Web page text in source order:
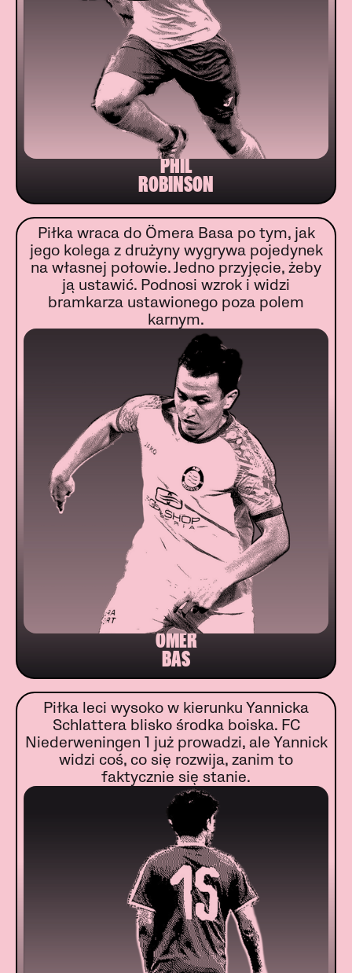
PHIL
ROBINSON
Piłka wraca do Ömera Basa po tym, jak
jego kolega z drużyny wygrywa pojedynek
na własnej połowie. Jedno przyjęcie, żeby
ją ustawić. Podnosi wzrok i widzi
bramkarza ustawionego poza polem
karnym.
ÖMER
BAS
Piłka leci wysoko w kierunku Yannicka
Schlattera blisko środka boiska. FC
Niederweningen 1 już prowadzi, ale Yannick
widzi coś, co się rozwija, zanim to
faktycznie się stanie.